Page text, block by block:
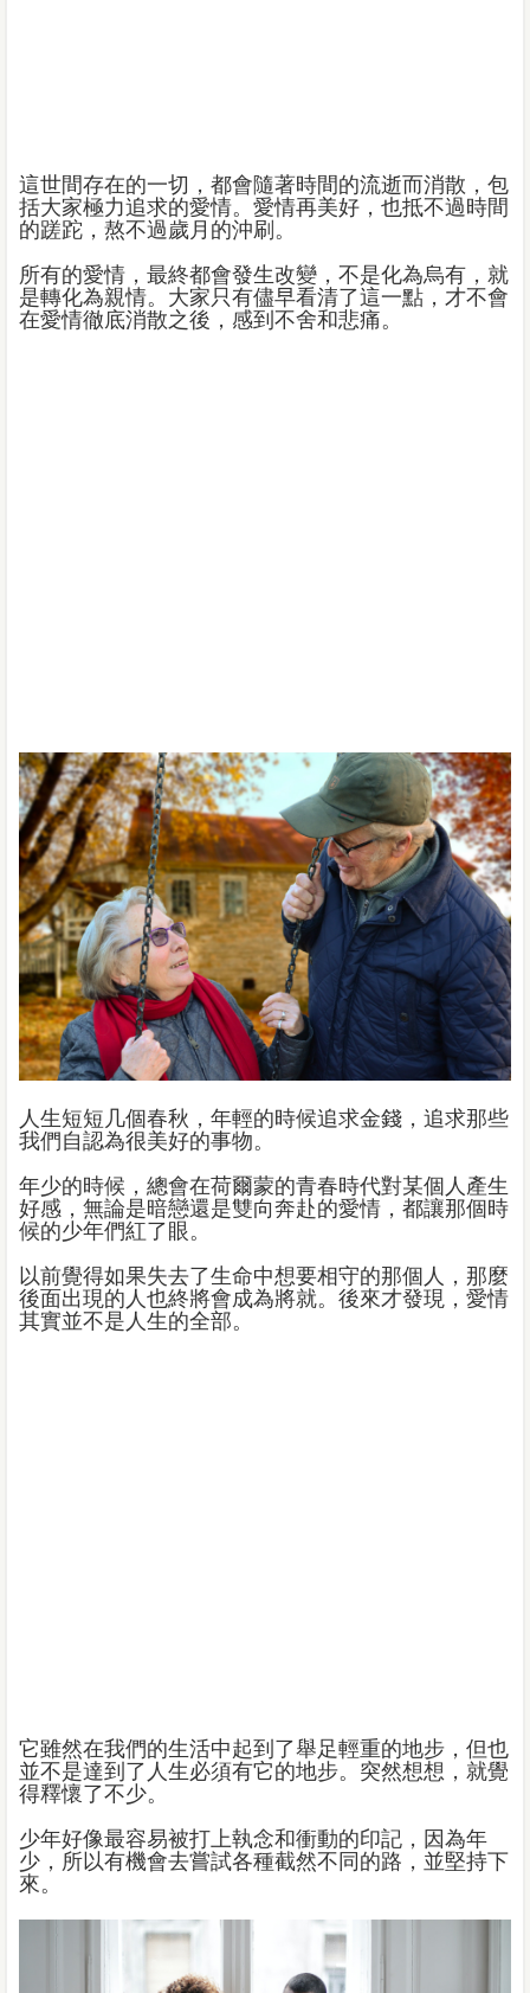
這世間存在的一切，都會隨著時間的流逝而消散，包
括大家極力追求的愛情。愛情再美好，也抵不過時間
的蹉跎，熬不過歲月的沖刷。
所有的愛情，最終都會發生改變，不是化為烏有，就
是轉化為親情。大家只有儘早看清了這一點，才不會
在愛情徹底消散之後，感到不舍和悲痛。
人生短短几個春秋，年輕的時候追求金錢，追求那些
我們自認為很美好的事物。
年少的時候，總會在荷爾蒙的青春時代對某個人產生
好感，無論是暗戀還是雙向奔赴的愛情，都讓那個時
候的少年們紅了眼。
以前覺得如果失去了生命中想要相守的那個人，那麼
後面出現的人也終將會成為將就。後來才發現，愛情
其實並不是人生的全部。
它雖然在我們的生活中起到了舉足輕重的地步，但也
並不是達到了人生必須有它的地步。突然想想，就覺
得釋懷了不少。
少年好像最容易被打上執念和衝動的印記，因為年
少，所以有機會去嘗試各種截然不同的路，並堅持下
來。